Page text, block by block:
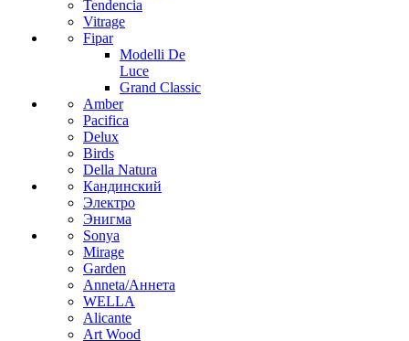
Tendencia
Vitrage
Fipar
Modelli De
Luce
Grand Classic
Amber
Pacifica
Delux
Birds
Della Natura
Кандинский
Электро
Энигма
Sonya
Mirage
Garden
Anneta/Аннета
WELLA
Alicante
Art Wood